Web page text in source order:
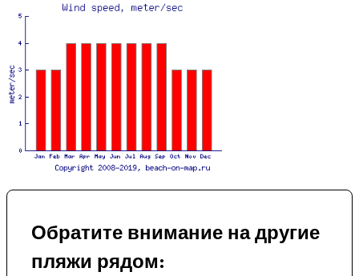
Обратите внимание на другие
пляжи рядом: